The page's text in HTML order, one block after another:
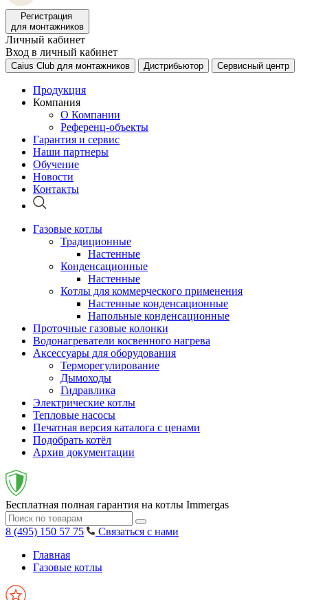
Регистрация
для монтажников
Личный кабинет
Вход в личный кабинет
Caius Club для монтажников Дистрибьютор Сервисный центр
Продукция
Компания
О Компании
Референц-объекты
Гарантия и сервис
Наши партнеры
Обучение
Новости
Контакты
Газовые котлы
Традиционные
Настенные
Конденсационные
Настенные
Котлы для коммерческого применения
Настенные конденсационные
Напольные конденсационные
Проточные газовые колонки
Водонагреватели косвенного нагрева
Аксессуары для оборудования
Терморегулирование
Дымоходы
Гидравлика
Электрические котлы
Тепловые насосы
Печатная версия каталога с ценами
Подобрать котёл
Архив документации
Бесплатная полная гарантия на котлы Immergas
8 (495) 150 57 75
Связаться с нами
Главная
Газовые котлы